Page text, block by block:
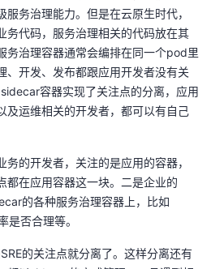
务治理能力。但是在云原生时代，
务代码，服务治理相关的代码放在其
务治理容器通常会编排在同一个pod里
、开发、发布都跟应用开发者没有关
容器实现了关注点的分离，应用
及运维相关的开发者，都可以有自己
的开发者，关注的是应用的容器，
都在应用容器这一块。二是企业的
的各种服务治理容器上，比如
否合理等。
的关注点就分离了。这样分离还有